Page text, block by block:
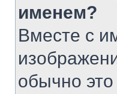
именем?
Вместе с
обычно это